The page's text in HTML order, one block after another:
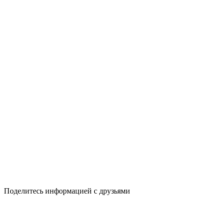
Поделитесь информацией с друзьями